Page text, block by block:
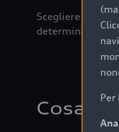
Scegliere
determinanti
Cosa